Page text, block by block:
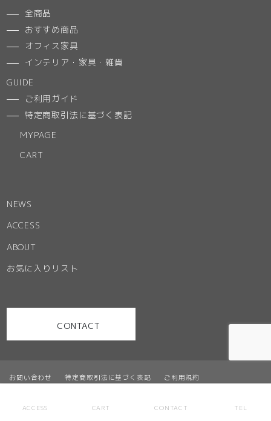
お問い合わせ 特定商取引法に基づく表記 ご利用規約
全商品
おすすめ商品
オフィス家具
インテリア・家具・雑貨
GUIDE
ご利用ガイド
特定商取引法に基づく表記
MYPAGE
CART
NEWS
ACCESS
ABOUT
お気に入りリスト
CONTACT
ACCESS CART CONTACT TEL